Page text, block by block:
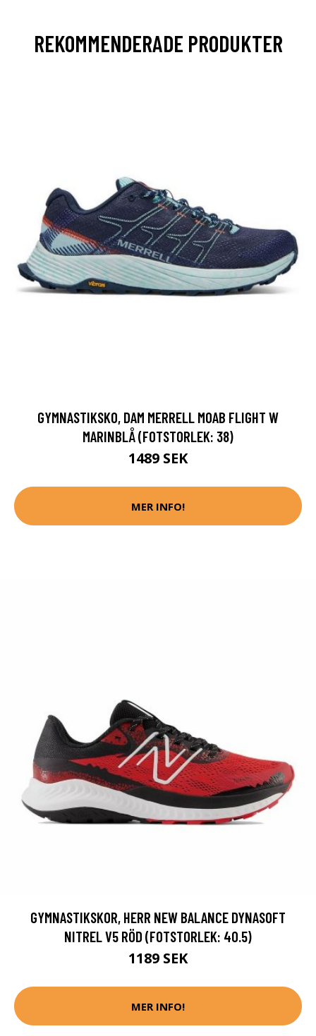
REKOMMENDERADE PRODUKTER
GYMNASTIKSKO, DAM MERRELL MOAB FLIGHT W
MARINBLÅ (FOTSTORLEK: 38)
1489 SEK
MER INFO!
GYMNASTIKSKOR, HERR NEW BALANCE DYNASOFT
NITREL V5 RÖD (FOTSTORLEK: 40.5)
1189 SEK
MER INFO!